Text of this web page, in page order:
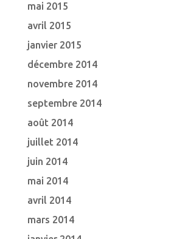
mai 2015
avril 2015
janvier 2015
décembre 2014
novembre 2014
septembre 2014
août 2014
juillet 2014
juin 2014
mai 2014
avril 2014
mars 2014